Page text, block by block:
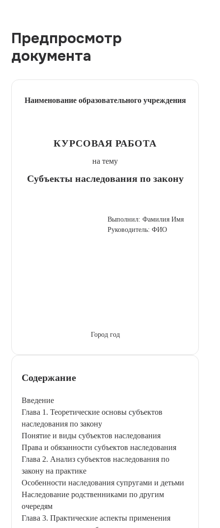
Предпросмотр
документа
Наименование образовательного учреждения
КУРСОВАЯ РАБОТА
на тему
Субъекты наследования по закону
Выполнил: Фамилия Имя
Руководитель: ФИО
Город год
Содержание
Введение
Глава 1. Теоретические основы субъектов
наследования по закону
Понятие и виды субъектов наследования
Права и обязанности субъектов наследования
Глава 2. Анализ субъектов наследования по
закону на практике
Особенности наследования супругами и детьми
Наследование родственниками по другим
очередям
Глава 3. Практические аспекты применения